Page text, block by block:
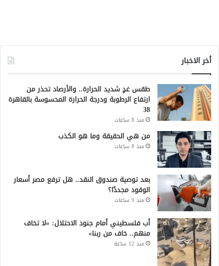
أخر الاخبار
طقس غدٍ شديد الحرارة.. والأرصاد تحذر من
ارتفاع الرطوبة ودرجة الحرارة المحسوسة بالقاهرة
38
منذ 8 ساعات
من هي الحقيقة وما هو الكذب
منذ 8 ساعات
بعد توصية صندوق النقد.. هل ترفع مصر أسعار
الوقود مجددًا؟
منذ 9 ساعات
أب فلسطيني أمام جنود الاحتلال: «لا تخاف
منهم.. خاف من ربنا»
منذ 12 ساعة